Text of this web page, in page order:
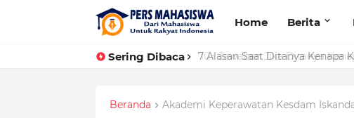
Home Berita
Sering Dibaca 7 Alasan Saat Ditanya Kenapa
Beranda Akademi Keperawatan Kesdam